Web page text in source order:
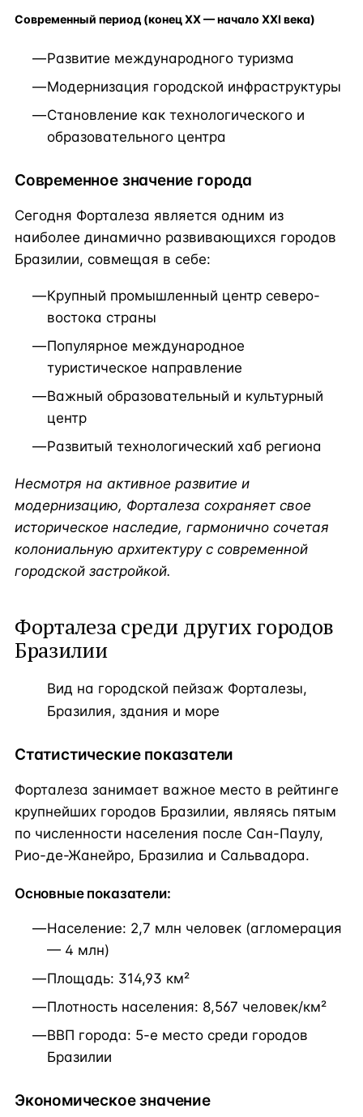
Современный период (конец XX — начало XXI века)
Развитие международного туризма
Модернизация городской инфраструктуры
Становление как технологического и
образовательного центра
Современное значение города
Сегодня Форталеза является одним из
наиболее динамично развивающихся городов
Бразилии, совмещая в себе:
Крупный промышленный центр северо-
востока страны
Популярное международное
туристическое направление
Важный образовательный и культурный
центр
Развитый технологический хаб региона
Несмотря на активное развитие и
модернизацию, Форталеза сохраняет свое
историческое наследие, гармонично сочетая
колониальную архитектуру с современной
городской застройкой.
Форталеза среди других городов
Бразилии
Вид на городской пейзаж Форталезы,
Бразилия, здания и море
Статистические показатели
Форталеза занимает важное место в рейтинге
крупнейших городов Бразилии, являясь пятым
по численности населения после Сан-Паулу,
Рио-де-Жанейро, Бразилиа и Сальвадора.
Основные показатели:
Население: 2,7 млн человек (агломерация
— 4 млн)
Площадь: 314,93 км²
Плотность населения: 8,567 человек/км²
ВВП города: 5-е место среди городов
Бразилии
Экономическое значение